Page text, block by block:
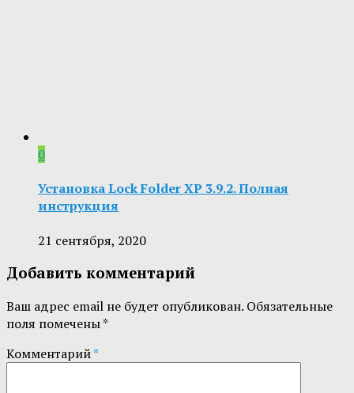
0
Установка Lock Folder XP 3.9.2. Полная
инструкция
21 сентября, 2020
Добавить комментарий
Ваш адрес email не будет опубликован. Обязательные
поля помечены*
Комментарий*